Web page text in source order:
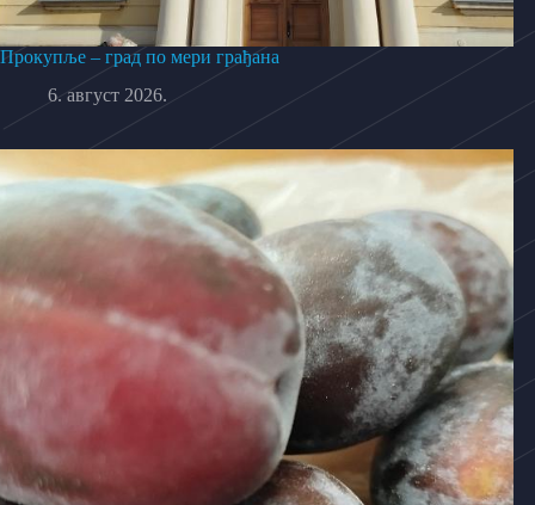
Прокупље – град по мери грађана
6. август 2026.